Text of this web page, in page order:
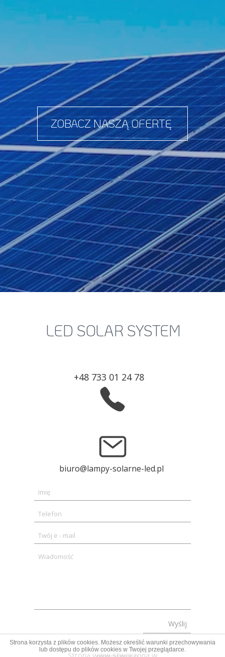
biuro@lampy-solarne-led.pl
+48 733 01 24 78
LED SOLAR SYSTEM
Wyślij
Strona www stworzona w
ZOBACZ NASZĄ OFERTĘ
Strona korzysta z plików cookies. Możesz określić warunki przechowywania
lub dostępu do plików cookies w Twojej przeglądarce.